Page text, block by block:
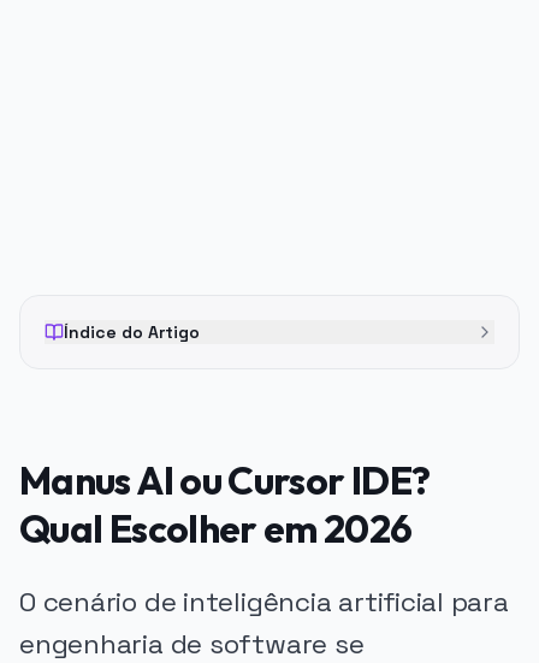
Índice do Artigo
Manus AI ou Cursor IDE?
Qual Escolher em 2026
O cenário de inteligência artificial para
engenharia de software se